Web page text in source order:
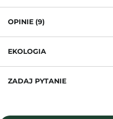
OPINIE (9)
EKOLOGIA
ZADAJ PYTANIE